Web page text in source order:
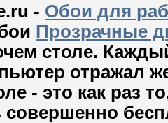
- Обои для
Прозрачные
столе.
отражал
- это как раз
совершенно